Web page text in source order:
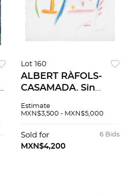
Lot 160
ALBERT RÀFOLS-
CASAMADA. Sin
fechado 08. Pastel
cm
Estimate
MXN$3,500 - MXN$5,000
6 Bids
Sold for
MXN$4,200